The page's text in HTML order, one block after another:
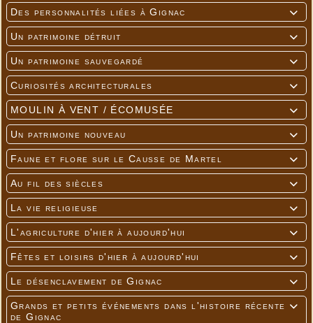

Des personnalités liées à Gignac

Un patrimoine détruit

Un patrimoine sauvegardé

Curiosités architecturales

MOULIN À VENT / ÉCOMUSÉE

Un patrimoine nouveau

Faune et flore sur le Causse de Martel

Au fil des siècles

La vie religieuse

L'agriculture d'hier à aujourd'hui

Fêtes et loisirs d'hier à aujourd'hui

Le désenclavement de Gignac

Grands et petits événements dans l'histoire récente
de Gignac